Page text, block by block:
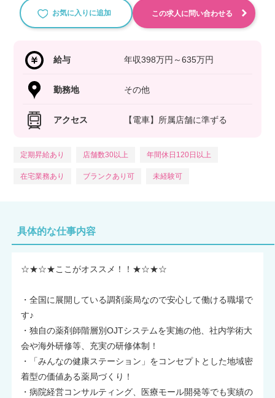
お気に入りに追加 この求人に問い合わせる
給与 年収398万円～635万円
勤務地 その他
アクセス 【電車】所属店舗に準ずる
定期昇給あり 店舗数30以上 年間休日120日以上
在宅業務あり ブランクあり可 未経験可
具体的な仕事内容
☆★☆★ここがオススメ！！★☆★☆
・全国に展開している調剤薬局なので安心して働ける職場で
す♪
・独自の薬剤師階層別OJTシステムを実施の他、社内学術大
会や海外研修等、充実の研修体制！
・「みんなの健康ステーション」をコンセプトとした地域密
着型の価値ある薬局づくり！
・病院経営コンサルティング、医療モール開発等でも実績の